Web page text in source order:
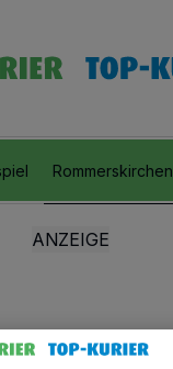
Rommerskirchen